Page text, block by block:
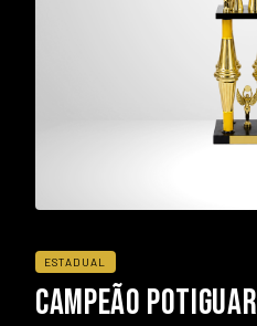
ESTADUAL
CAMPEÃO POTIGUAR